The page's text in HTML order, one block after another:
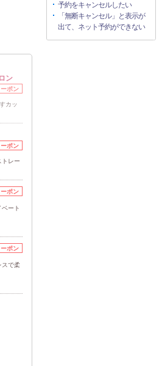
ン
ポン
カッ
ポン
トレー
ポン
ート
ポン
スで柔
予約をキャンセルしたい
「無断キャンセル」と表示が
出て、ネット予約ができない